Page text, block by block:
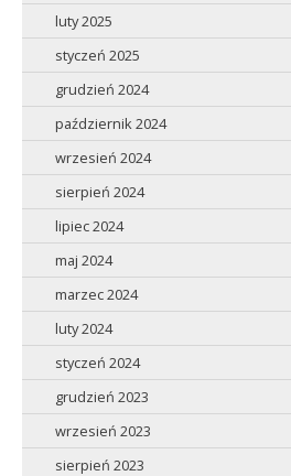
luty 2025
styczeń 2025
grudzień 2024
październik 2024
wrzesień 2024
sierpień 2024
lipiec 2024
maj 2024
marzec 2024
luty 2024
styczeń 2024
grudzień 2023
wrzesień 2023
sierpień 2023